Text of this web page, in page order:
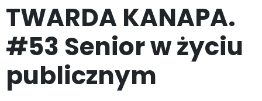
TWARDA KANAPA.
#53 Senior w życiu
publicznym